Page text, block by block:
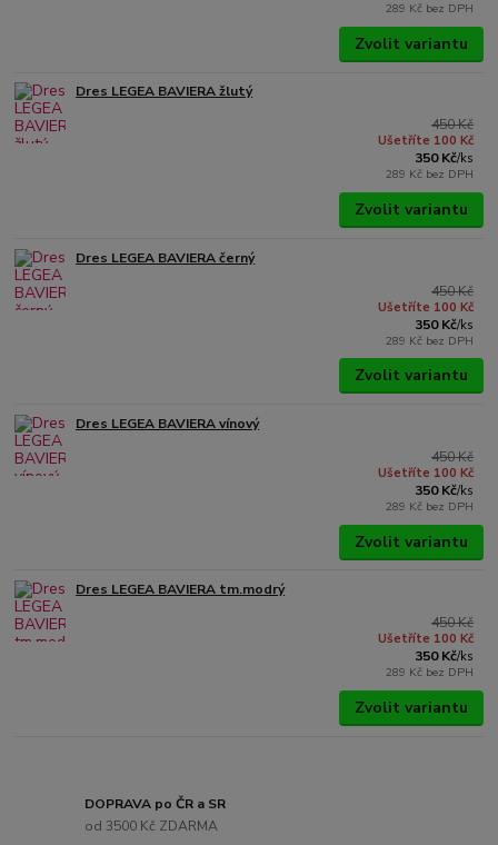
289 Kč bez DPH
Zvolit variantu
Dres LEGEA BAVIERA žlutý
450 Kč
Ušetříte 100 Kč
350 Kč/ks
289 Kč bez DPH
Zvolit variantu
Dres LEGEA BAVIERA černý
450 Kč
Ušetříte 100 Kč
350 Kč/ks
289 Kč bez DPH
Zvolit variantu
Dres LEGEA BAVIERA vínový
450 Kč
Ušetříte 100 Kč
350 Kč/ks
289 Kč bez DPH
Zvolit variantu
Dres LEGEA BAVIERA tm.modrý
450 Kč
Ušetříte 100 Kč
350 Kč/ks
289 Kč bez DPH
Zvolit variantu
DOPRAVA po ČR a SR
od 3500 Kč ZDARMA